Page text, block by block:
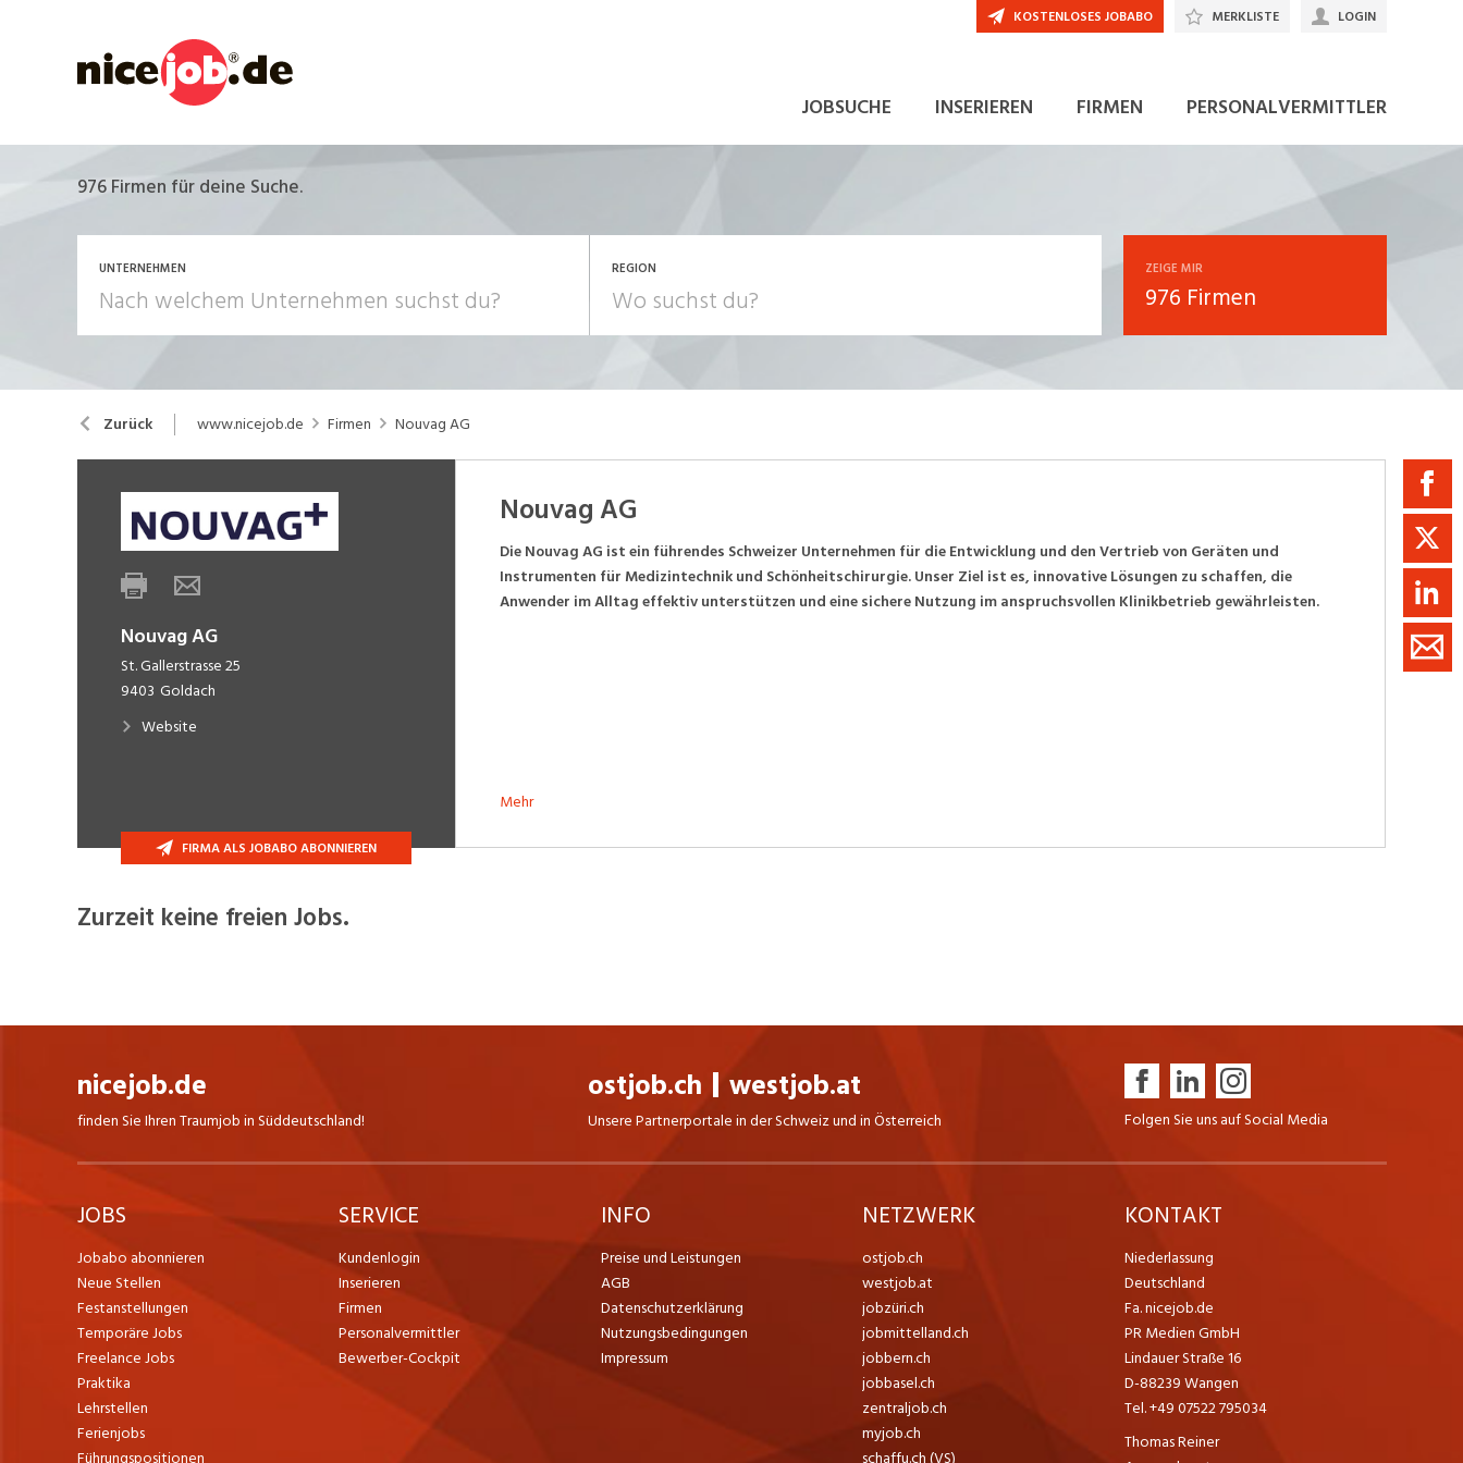
JOBSUCHE INSERIEREN FIRMEN PERSONALVERMITTLER
KOSTENLOSES JOBABO MERKLISTE LOGIN
976Firmen für deine Suche.
UNTERNEHMEN REGION ZEIGE MIR
976 Firmen
Zurück www.nicejob.de Firmen Nouvag AG
Nouvag AG
St. Gallerstrasse 25
9403 Goldach
Website
FIRMA ALS JOBABO ABONNIEREN
Nouvag AG
Die Nouvag AG ist ein führendes Schweizer Unternehmen für die Entwicklung und den Vertrieb von Geräten und
Instrumenten für Medizintechnik und Schönheitschirurgie. Unser Ziel ist es, innovative Lösungen zu schaffen, die
Anwender im Alltag effektiv unterstützen und eine sichere Nutzung im anspruchsvollen Klinikbetrieb gewährleisten.
Mehr
Zurzeit keine freien Jobs.
nicejob.de
finden Sie Ihren Traumjob in Süddeutschland!
ostjob.ch westjob.at
Unsere Partnerportale in der Schweiz und in Österreich Folgen Sie uns auf Social Media
JOBS
Jobabo abonnieren
Neue Stellen
Festanstellungen
Temporäre Jobs
Freelance Jobs
Praktika
Lehrstellen
Ferienjobs
SERVICE
Kundenlogin
Inserieren
Firmen
Personalvermittler
Bewerber-Cockpit
INFO
Preise und Leistungen
AGB
Datenschutzerklärung
Nutzungsbedingungen
Impressum
NETZWERK
ostjob.ch
westjob.at
jobzüri.ch
jobmittelland.ch
jobbern.ch
jobbasel.ch
zentraljob.ch
myjob.ch
KONTAKT
Niederlassung
Deutschland
Fa. nicejob.de
PR Medien GmbH
Lindauer Straße 16
D-88239 Wangen
Tel. +49 07522 795034
Thomas Reiner